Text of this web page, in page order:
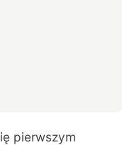
pierwszym